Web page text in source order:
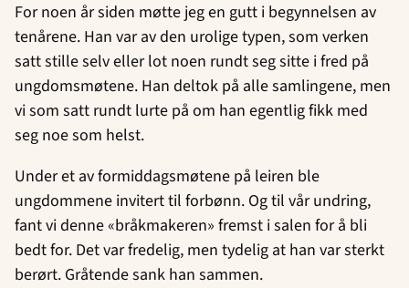
For noen år siden møtte jeg en gutt i begynnelsen av
tenårene. Han var av den urolige typen, som verken
satt stille selv eller lot noen rundt seg sitte i fred på
ungdomsmøtene. Han deltok på alle samlingene, men
vi som satt rundt lurte på om han egentlig fikk med
seg noe som helst.
Under et av formiddagsmøtene på leiren ble
ungdommene invitert til forbønn. Og til vår undring,
fant vi denne «bråkmakeren» fremst i salen for å bli
bedt for. Det var fredelig, men tydelig at han var sterkt
berørt. Gråtende sank han sammen.